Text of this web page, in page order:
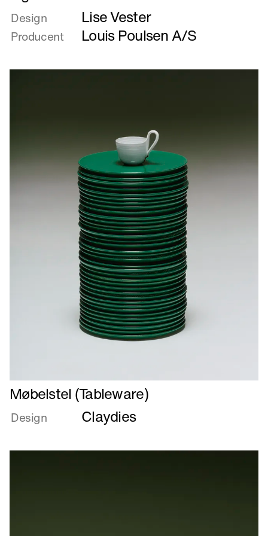
om
Lighthouse
Design Lise Vester
Producent Louis Poulsen A/S
Læs
mere
om
Møbelstel (Tableware)
Design Claydies